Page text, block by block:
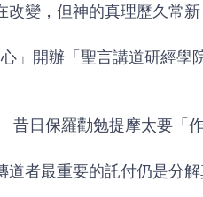
改變，但神的真理歷久常
」開辦「聖言講道研經學
昔日保羅勸勉提摩太要「
道者最重要的託付仍是分